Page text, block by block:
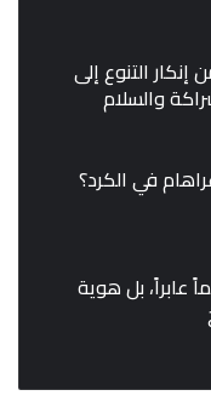
التنوع إلى
والسلام
في الكرد؟
عابراً، بل هوية